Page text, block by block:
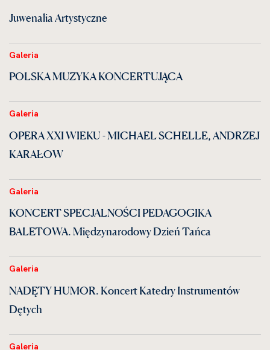
Juwenalia Artystyczne
Galeria
POLSKA MUZYKA KONCERTUJĄCA
Galeria
OPERA XXI WIEKU - MICHAEL SCHELLE, ANDRZEJ
KARAŁOW
Galeria
KONCERT SPECJALNOŚCI PEDAGOGIKA
BALETOWA. Międzynarodowy Dzień Tańca
Galeria
NADĘTY HUMOR. Koncert Katedry Instrumentów
Dętych
Galeria